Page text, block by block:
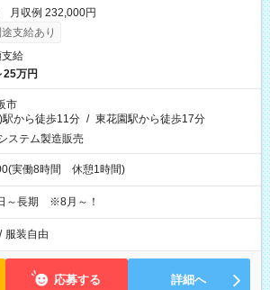
月収例 232,000円
支給あり
給
25万円
市
から徒歩11分 / 東花園駅から徒歩17分
ステム製造販売
実働8時間 休憩1時間)
～長期 ※8月～！
/ 服装自由
応募する 詳細へ